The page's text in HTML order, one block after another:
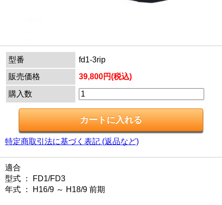
型番
fd1-3rip
販売価格
39,800円(税込)
購入数
特定商取引法に基づく表記 (返品など)
適合
型式 ： FD1/FD3
年式 ： H16/9 ～ H18/9 前期